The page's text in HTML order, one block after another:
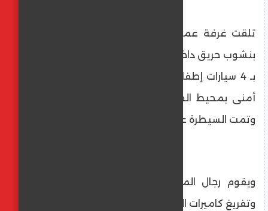
تلقت غرفة عمليات شرطة النجدة، بلاغا يفيد
بنشوب حريق داخل مخزن فى المرج ، وتم الدفع
بـ 4 سيارات إطفاء لمكان الحريق، وفرض كردون
أمنى بمحيط الحريق لمحاصرته ومنع امتداده
وتمت السيطرة عليه .
ويقوم رجال المباحث بمناقشة شهود العيان
وتفريغ كاميرات المراقبة للوقوف على ملابسات